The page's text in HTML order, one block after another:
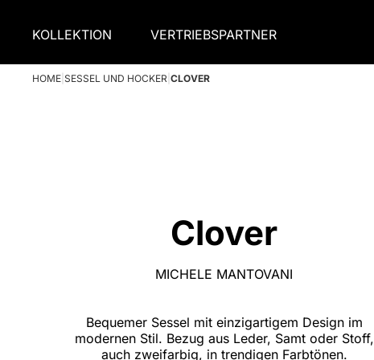
KOLLEKTION VERTRIEBSPARTNER
HOME SESSEL UND HOCKER CLOVER
Clover
MICHELE MANTOVANI
Bequemer Sessel mit einzigartigem Design im
modernen Stil. Bezug aus Leder, Samt oder Stoff,
auch zweifarbig, in trendigen Farbtönen.